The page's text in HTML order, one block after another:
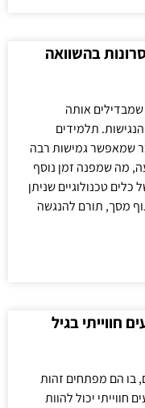
בהשוואה
שמבדילים אותה
תלמידים
שמאפשר גמישות רבה
מה שמפנה זמן נוסף
כלים טכנולוגיים שניתן
מסך, תורם להנגשה
חווייתי בגיל
בו הם מפתחים זהות
חווייתי יכול להוות